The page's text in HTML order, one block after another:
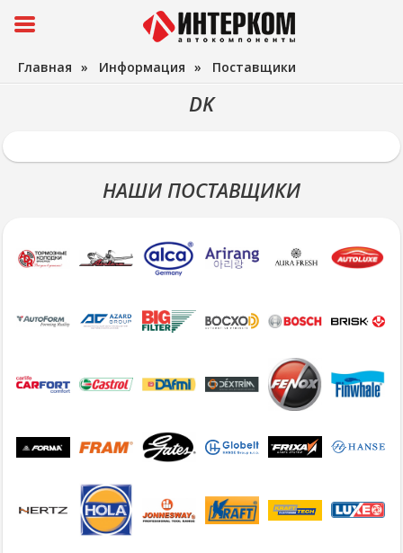
Главная » Информация » Поставщики
DK
НАШИ ПОСТАВЩИКИ